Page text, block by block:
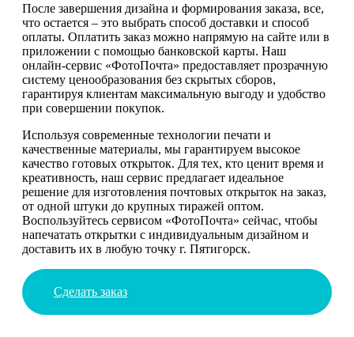
После завершения дизайна и формирования заказа, все,
что остается – это выбрать способ доставки и способ
оплаты. Оплатить заказ можно напрямую на сайте или в
приложении с помощью банковской карты. Наш
онлайн-сервис «ФотоПочта» предоставляет прозрачную
систему ценообразования без скрытых сборов,
гарантируя клиентам максимальную выгоду и удобство
при совершении покупок.
Используя современные технологии печати и
качественные материалы, мы гарантируем высокое
качество готовых открыток. Для тех, кто ценит время и
креативность, наш сервис предлагает идеальное
решение для изготовления почтовых открыток на заказ,
от одной штуки до крупных тиражей оптом.
Воспользуйтесь сервисом «ФотоПочта» сейчас, чтобы
напечатать открытки с индивидуальным дизайном и
доставить их в любую точку г. Пятигорск.
Сделать заказ